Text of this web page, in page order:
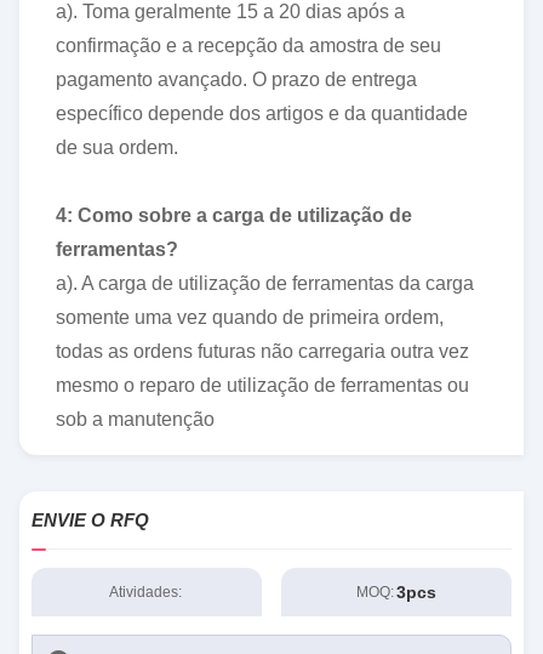
a). Toma geralmente 15 a 20 dias após a
confirmação e a recepção da amostra de seu
pagamento avançado. O prazo de entrega
específico depende dos artigos e da quantidade
de sua ordem.
4: Como sobre a carga de utilização de
ferramentas?
a). A carga de utilização de ferramentas da carga
somente uma vez quando de primeira ordem,
todas as ordens futuras não carregaria outra vez
mesmo o reparo de utilização de ferramentas ou
sob a manutenção
ENVIE O RFQ
Atividades: MOQ:3pcs